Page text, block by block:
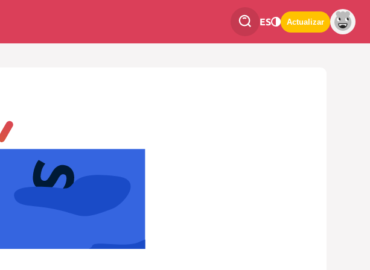
ES Actualizar